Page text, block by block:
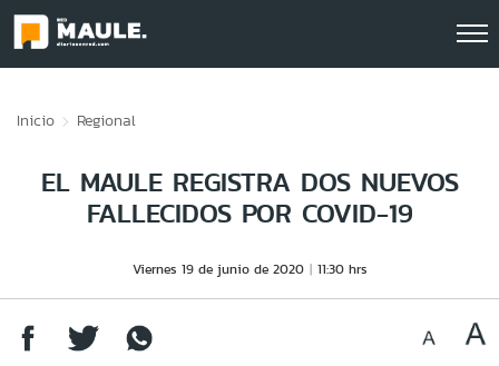
Inicio Regional
EL MAULE REGISTRA DOS NUEVOS
FALLECIDOS POR COVID-19
Viernes 19 de junio de 2020 11:30 hrs